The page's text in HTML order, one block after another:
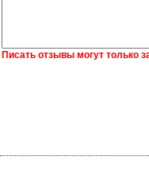
Писать отзывы могут только